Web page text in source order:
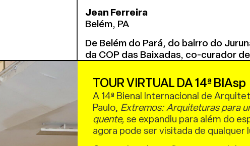
Jean Ferreira
Belém, PA
De Belém do Pará, do bairro do
da COP das Baixadas, co-curador
das Amazônias e ativista pelo
climático para as periferias.
Jerá Guarani
São Paulo, SP
Jera Guarani, liderança da aldeia
extremo Sul de São Paulo.
TOUR VIRTUAL DA 14ª BIAsp
A 14ª Bienal Internacional de
Paulo, Extremos: Arquiteturas para
quente, se expandiu para além do
agora pode ser visitada de qualquer